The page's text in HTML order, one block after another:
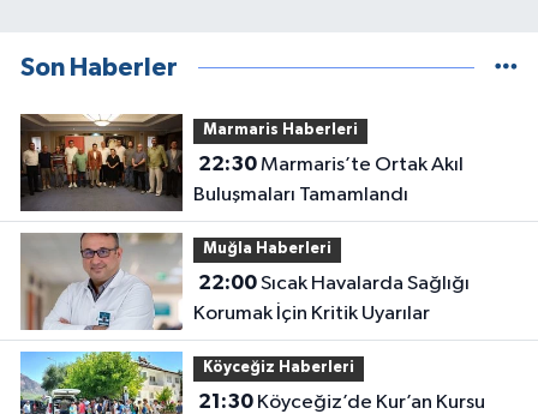
Son Haberler
Marmaris Haberleri
22:30Marmaris’te Ortak Akıl
Buluşmaları Tamamlandı
Muğla Haberleri
22:00Sıcak Havalarda Sağlığı
Korumak İçin Kritik Uyarılar
Köyceğiz Haberleri
21:30Köyceğiz’de Kur’an Kursu